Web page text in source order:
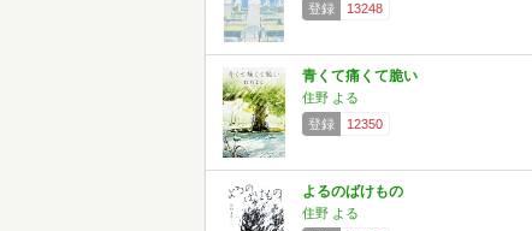
登録
13248
青くて痛くて脆い
住野 よる
登録
12350
よるのばけもの
住野 よる